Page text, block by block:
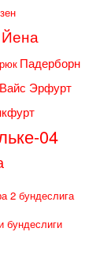
Падерборн
Эрфурт
04
2 бундеслига
бундеслиги